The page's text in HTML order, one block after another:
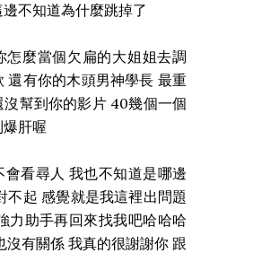
不知道為什麼跳掉了
怎麼當個欠扁的大姐姐去調
還有你的木頭男神學長 最重
沒幫到你的影片 40幾個一個
肝喔
會看尋人 我也不知道是哪邊
不起 感覺就是我這裡出問題
力助手再回來找我吧哈哈哈
沒有關係 我真的很謝謝你 跟